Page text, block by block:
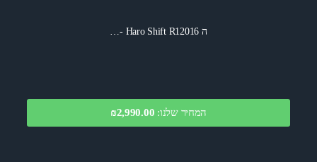
ה Haro Shift R12016 -…
המחיר שלנו: ₪2,990.00